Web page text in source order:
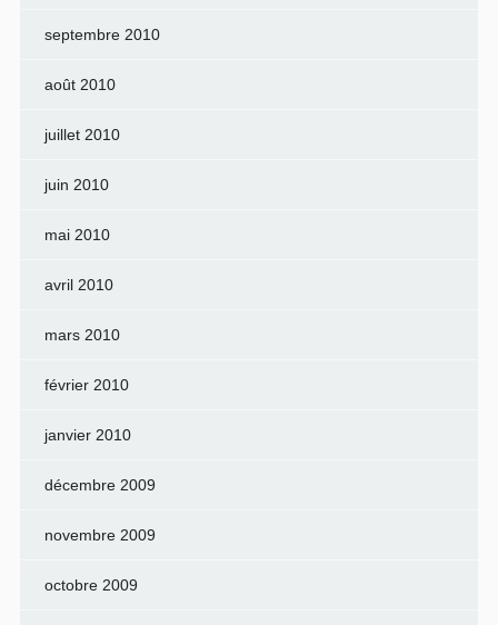
septembre 2010
août 2010
juillet 2010
juin 2010
mai 2010
avril 2010
mars 2010
février 2010
janvier 2010
décembre 2009
novembre 2009
octobre 2009